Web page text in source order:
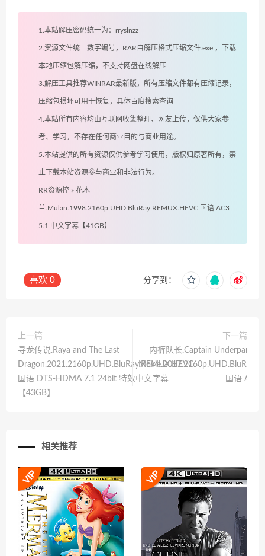
1.本站解压密码统一为：rryslnzz
2.资源文件统一数字编号，RAR自解压格式压缩文件.exe ，下载
本地压缩包解压缩，不支持网盘在线解压
3.解压工具推荐WINRAR最新版，所有压缩文件都有压缩记录，
压缩包损坏可用于恢复，具体百度搜索查询
4.本站所有内容均由互联网收集整理、网友上传，仅供大家参
考、学习，不存在任何商业目的与商业用途。
5.本站提供的所有资源仅供参考学习使用，版权归原著所有，禁
止下载本站资源参与商业和非法行为。
RR资源控 » 花木
兰.Mulan.1998.2160p.UHD.BluRay.REMUX.HEVC.国语 AC3
5.1 中文字幕【41GB】
喜欢 0 分享到：
上一篇
寻龙传说.Raya and The Last
Dragon.2021.2160p.UHD.BluRay.REMUX.HEVC.
国语 DTS-HDMA 7.1 24bit 特效中文字幕
【43GB】
下一篇
内裤队长.Captain Underpants:
国语 AAC
相关推荐